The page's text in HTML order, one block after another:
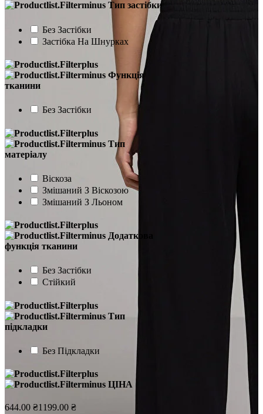
Тип застібки
Без Застібки
Застібка На Шнурках
Функція
тканини
Без Застібки
Тип
матеріалу
Віскоза
Змішаний З Віскозою
Змішаний З Льоном
Додаткова
функція тканини
Без Застібки
Стійкий
Тип
підкладки
Без Підкладки
ЦІНА
644.00 ₴1199.00 ₴